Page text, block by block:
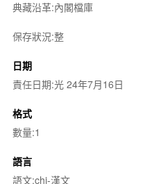
典藏沿革:內閣檔庫
保存狀況:整
日期
責任日期:光 24年7月16日
格式
數量:1
語言
語文:chi-漢文